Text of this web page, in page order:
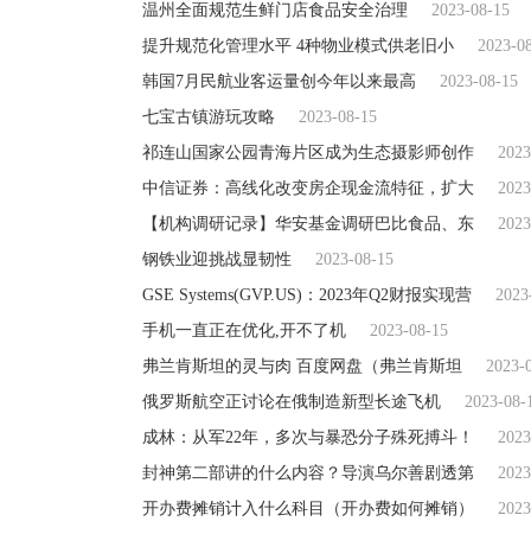
温州全面规范生鲜门店食品安全治理
2023-08-15
提升规范化管理水平 4种物业模式供老旧小
2023-
韩国7月民航业客运量创今年以来最高
2023-08-15
七宝古镇游玩攻略
2023-08-15
祁连山国家公园青海片区成为生态摄影师创作
中信证券：高线化改变房企现金流特征，扩大
【机构调研记录】华安基金调研巴比食品、东
钢铁业迎挑战显韧性
2023-08-15
GSE Systems(GVP.US)：2023年Q2财报实现营
手机一直正在优化,开不了机
2023-08-15
弗兰肯斯坦的灵与肉 百度网盘（弗兰肯斯坦
2023-
俄罗斯航空正讨论在俄制造新型长途飞机
2023-08-
成林：从军22年，多次与暴恐分子殊死搏斗！
封神第二部讲的什么内容？导演乌尔善剧透第
开办费摊销计入什么科目（开办费如何摊销）